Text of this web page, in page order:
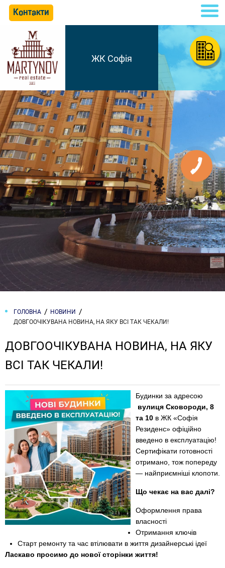
Контакти
ЖК Софія
ГОЛОВНА
НОВИНИ
ДОВГООЧІКУВАНА НОВИНА, НА ЯКУ ВСІ ТАК ЧЕКАЛИ!
ДОВГООЧІКУВАНА НОВИНА, НА ЯКУ
ВСІ ТАК ЧЕКАЛИ!
Будинки за адресою
вулиця Сковороди, 8
та 10 в ЖК «Софія
Резиденс» офіційно
введено в експлуатацію!
Сертифікати готовності
отримано, тож попереду
— найприємніші клопоти.
Що чекає на вас далі?
Оформлення права
власності
Отримання ключів
Старт ремонту та час втілювати в життя дизайнерські ідеї
Ласкаво просимо до нової сторінки життя!